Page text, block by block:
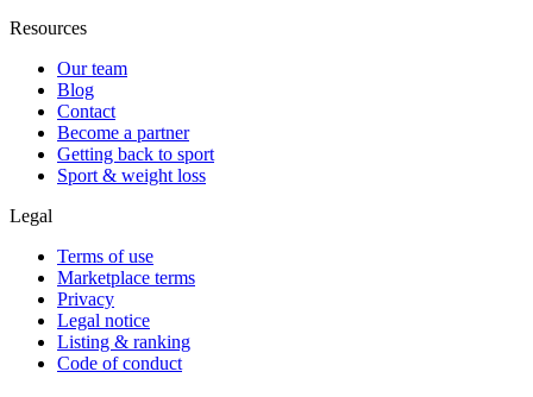
Resources
Our team
Blog
Contact
Become a partner
Getting back to sport
Sport & weight loss
Legal
Terms of use
Marketplace terms
Privacy
Legal notice
Listing & ranking
Code of conduct